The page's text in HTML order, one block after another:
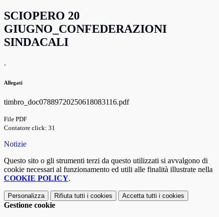
SCIOPERO 20
GIUGNO_CONFEDERAZIONI
SINDACALI
.
Allegati
timbro_doc07889720250618083116.pdf
File PDF
Contatore click: 31
Notizie
Questo sito o gli strumenti terzi da questo utilizzati si avvalgono di
cookie necessari al funzionamento ed utili alle finalità illustrate nella
COOKIE POLICY.
Personalizza Rifiuta tutti i cookies Accetta tutti i cookies
Gestione cookie